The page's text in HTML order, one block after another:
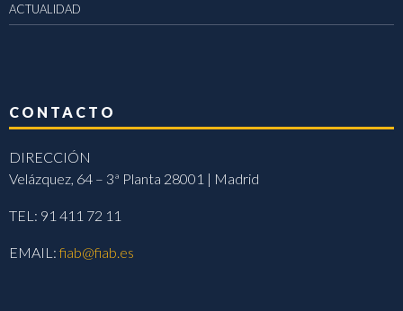
ACTUALIDAD
CONTACTO
DIRECCIÓN
Velázquez, 64 – 3ª Planta 28001 | Madrid
TEL: 91 411 72 11
EMAIL:fiab@fiab.es